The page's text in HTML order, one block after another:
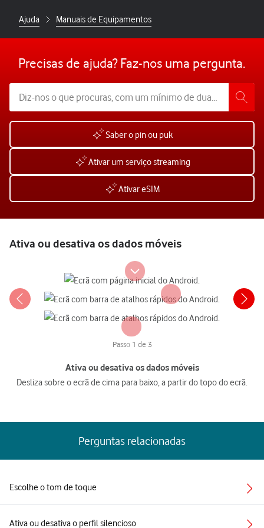
Ajuda Manuais de Equipamentos
Precisas de ajuda? Faz-nos uma pergunta.
Saber o pin ou puk
Ativar um serviço streaming
Ativar eSIM
Ativa ou desativa os dados móveis
Passo 1 de 3
Ativa ou desativa os dados móveis
Desliza sobre o ecrã de cima para baixo, a partir do topo do ecrã.
Perguntas relacionadas
Escolhe o tom de toque
Ativa ou desativa o perfil silencioso